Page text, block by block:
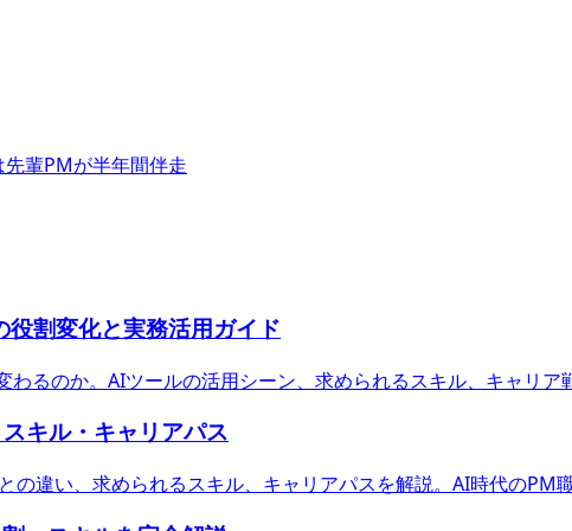
輩PMが半年間伴走
割変化と実務活用ガイド
るのか。AIツールの活用シーン、求められるスキル、キャリア
キル・キャリアパス
違い、求められるスキル、キャリアパスを解説。AI時代のPM